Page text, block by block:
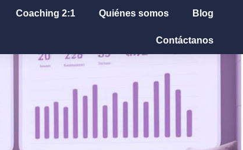
Coaching 2:1 Quiénes somos Blog
Contáctanos